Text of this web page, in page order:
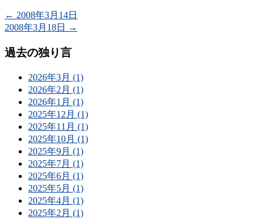
← 2008年3月14日
2008年3月18日
→
過去の独り言
2026年3月 (1)
2026年2月 (1)
2026年1月 (1)
2025年12月 (1)
2025年11月 (1)
2025年10月 (1)
2025年9月 (1)
2025年7月 (1)
2025年6月 (1)
2025年5月 (1)
2025年4月 (1)
2025年2月 (1)